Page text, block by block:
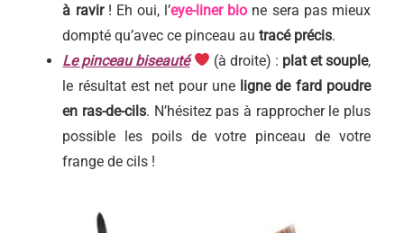
à ravir! Eh oui, l’eye-liner bio ne sera pas mieux
dompté qu’avec ce pinceau autracé précis.
Le pinceau biseauté
(à droite) : plat et souple,
le résultat est net pour une ligne de fard poudre
en ras-de-cils. N’hésitez pas à rapprocher le plus
possible les poils de votre pinceau de votre
frange de cils !